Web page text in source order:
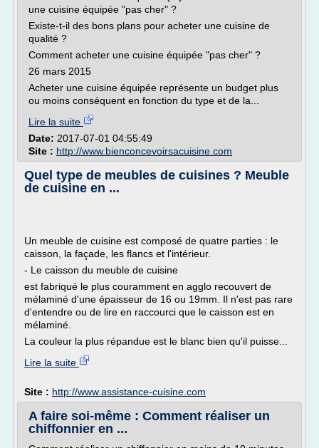
une cuisine équipée "pas cher" ?
Existe-t-il des bons plans pour acheter une cuisine de
qualité ?
Comment acheter une cuisine équipée "pas cher" ?
26 mars 2015
Acheter une cuisine équipée représente un budget plus
ou moins conséquent en fonction du type et de la...
Lire la suite
Date: 2017-07-01 04:55:49
Site : http://www.bienconcevoirsacuisine.com
Quel type de meubles de cuisines ? Meuble
de cuisine en ...
Un meuble de cuisine est composé de quatre parties : le
caisson, la façade, les flancs et l'intérieur.
- Le caisson du meuble de cuisine
est fabriqué le plus couramment en agglo recouvert de
mélaminé d'une épaisseur de 16 ou 19mm. Il n'est pas rare
d'entendre ou de lire en raccourci que le caisson est en
mélaminé.
La couleur la plus répandue est le blanc bien qu'il puisse...
Lire la suite
Site : http://www.assistance-cuisine.com
A faire soi-même : Comment réaliser un
chiffonnier en ...